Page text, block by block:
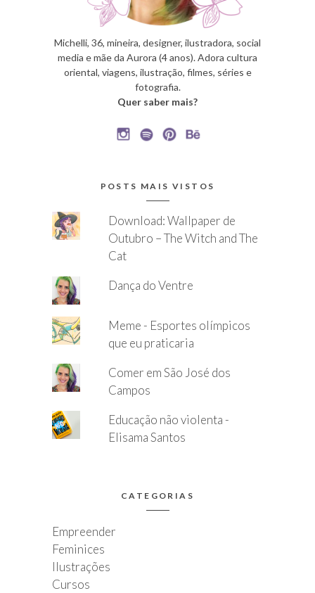
Michelli, 36, mineira, designer, ilustradora, social
media e mãe da Aurora (4 anos). Adora cultura
oriental, viagens, ilustração, filmes, séries e
fotografia.
Quer saber mais?
POSTS MAIS VISTOS
Download: Wallpaper de
Outubro – The Witch and The
Cat
Dança do Ventre
Meme - Esportes olímpicos
que eu praticaria
Comer em São José dos
Campos
Educação não violenta -
Elisama Santos
CATEGORIAS
Empreender
Feminices
Ilustrações
Cursos